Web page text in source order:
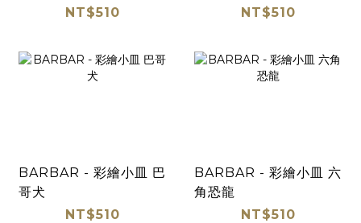
NT$510
NT$510
BARBAR - 彩繪小皿 巴
哥犬
NT$510
BARBAR - 彩繪小皿 六
角恐龍
NT$510